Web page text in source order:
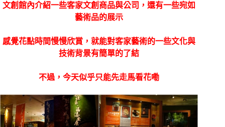
文創館內介紹一些客家文創商品與公司，還有一些宛如
藝術品的展示
感覺花點時間慢慢欣賞，就能對客家藝術的一些文化與
技術背景有簡單的了結
不過，今天似乎只能先走馬看花嘞